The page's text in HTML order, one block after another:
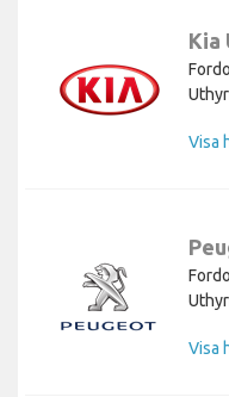
Kia
Visa
Visa